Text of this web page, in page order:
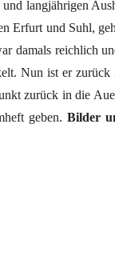
langjährigen
Erfurt und Suhl,
damals reichlich
Nun ist er zurück
zurück in die
geben. Bilder